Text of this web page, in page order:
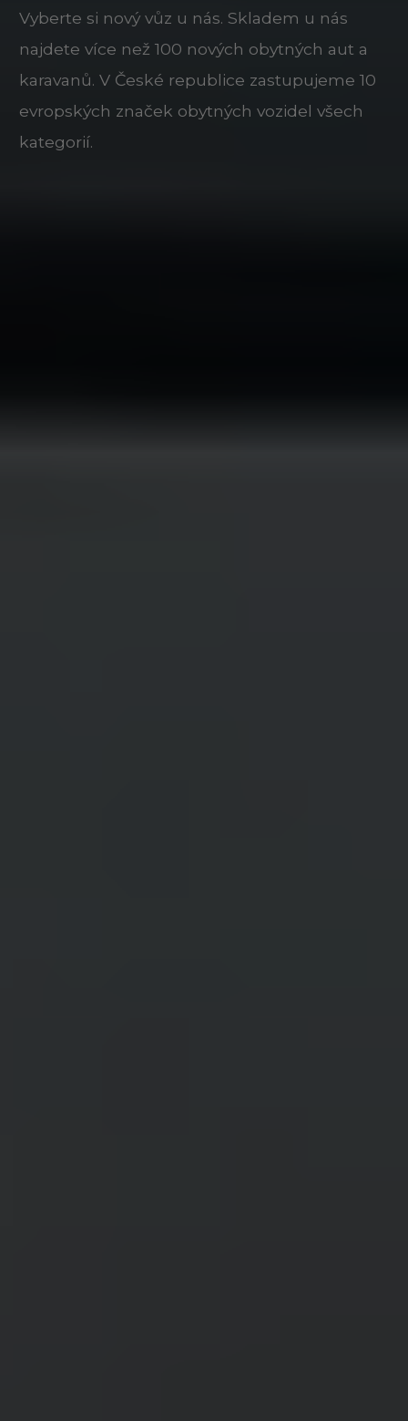
Vyberte si nový vůz u nás. Skladem u nás
najdete více než 100 nových obytných aut a
karavanů. V České republice zastupujeme 10
evropských značek obytných vozidel všech
kategorií.